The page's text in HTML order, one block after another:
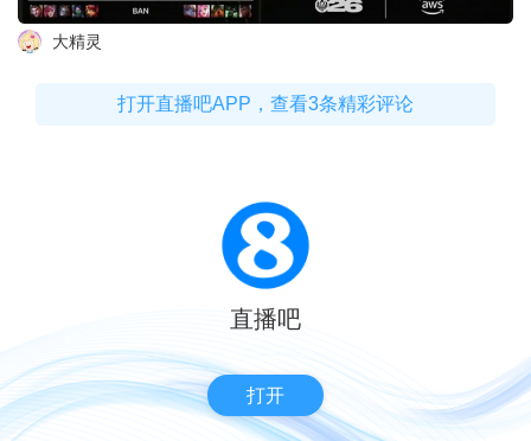
大精灵
打开直播吧APP，查看3条精彩评论
直播吧
打开